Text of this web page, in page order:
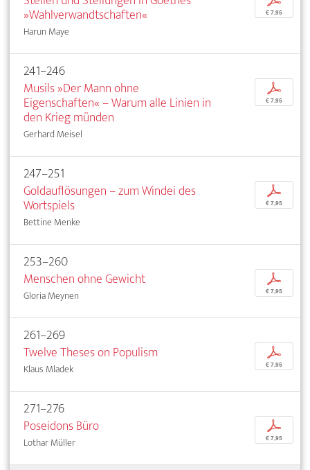
»Wahlverwandtschaften«
Harun Maye
€ 7,95
241–246
Musils »Der Mann ohne
Eigenschaften« – Warum alle Linien in
den Krieg münden
Gerhard Meisel
p
€ 7,95
247–251
Goldauflösungen – zum Windei des
Wortspiels
Bettine Menke
p
€ 7,95
253–260
Menschen ohne Gewicht
Gloria Meynen
p
€ 7,95
261–269
Twelve Theses on Populism
Klaus Mladek
p
€ 7,95
271–276
Poseidons Büro
Lothar Müller
p
€ 7,95